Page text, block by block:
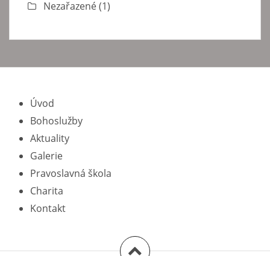
Nezařazené(1)
Úvod
Bohoslužby
Aktuality
Galerie
Pravoslavná škola
Charita
Kontakt